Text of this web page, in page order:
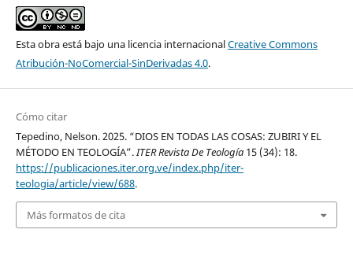
Esta obra está bajo una licencia internacionalCreative Commons
Atribución-NoComercial-SinDerivadas 4.0.
Cómo citar
Tepedino, Nelson. 2025. “DIOS EN TODAS LAS COSAS: ZUBIRI Y EL
MÉTODO EN TEOLOGÍA”. ITER Revista De Teología15 (34): 18.
https://publicaciones.iter.org.ve/index.php/iter-
teologia/article/view/688.
Más formatos de cita